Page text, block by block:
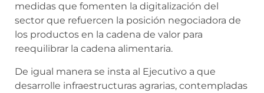
medidas que fomenten la digitalización del
sector que refuercen la posición negociadora de
los productos en la cadena de valor para
reequilibrar la cadena alimentaria.
De igual manera se insta al Ejecutivo a que
desarrolle infraestructuras agrarias, contempladas